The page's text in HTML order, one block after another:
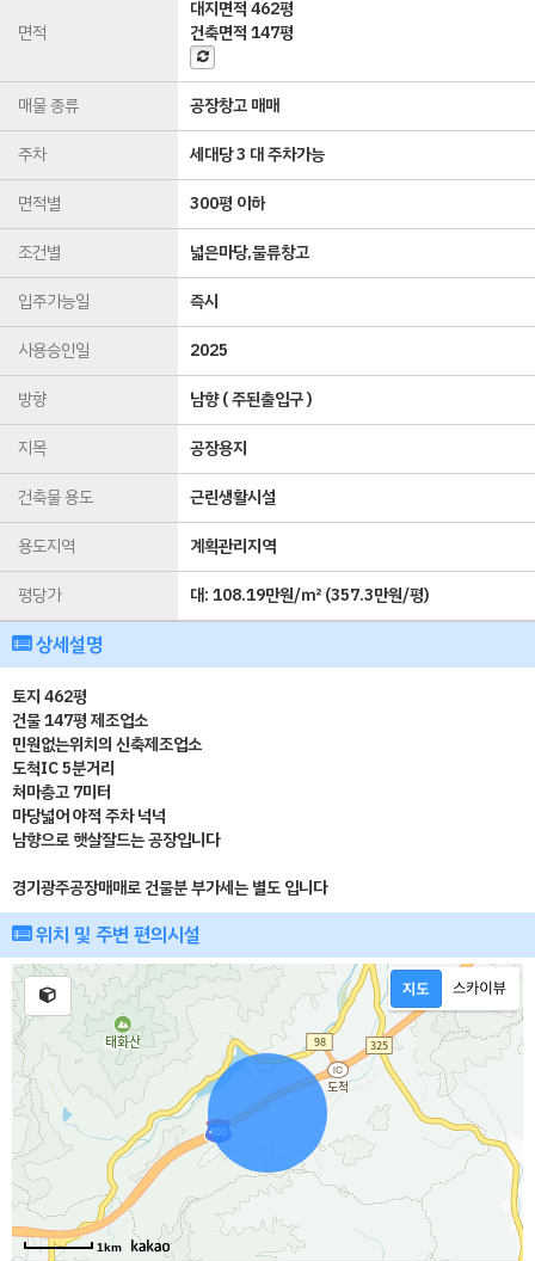
면적
대지면적462평
건축면적147평
매물 종류
공장창고 매매
주차
세대당 3 대 주차가능
면적별
300평 이하
조건별
넓은마당,물류창고
입주가능일
즉시
사용승인일
2025
방향
남향 ( 주된출입구 )
지목
공장용지
건축물 용도
근린생활시설
용도지역
계획관리지역
평당가
대:108.19만원/㎡(357.3만원/평)
상세설명
토지 462평
건물 147평 제조업소
민원없는위치의 신축제조업소
도척IC 5분거리
처마층고 7미터
마당넓어 야적 주차 넉넉
남향으로 햇살잘드는 공장입니다
경기광주공장매매로 건물분 부가세는 별도 입니다
위치 및 주변 편의시설
1km